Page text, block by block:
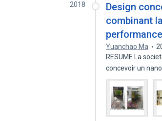
2018
Design
combinant
Yuanchao Ma
RESUME La
concevoir un